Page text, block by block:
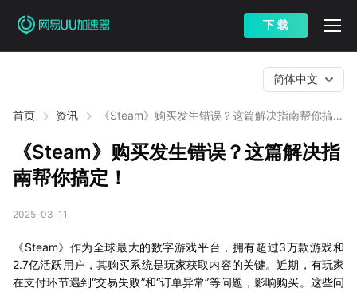
下 载
首页 资讯
《Steam》购买发生错误？这篇解决指南帮你搞
简体中文
《Steam》购买发生错误？这篇解决指
南帮你搞定！
2025-03-11
《Steam》作为全球最大的数字游戏平台，拥有超过3万款游戏和
2.7亿活跃用户，其购买系统是玩家获取内容的关键。近期，有玩家
在支付环节遇到“交易失败”和“订单异常”等问题，影响购买。这些问